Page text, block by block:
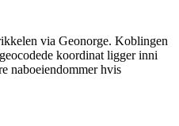
via Geonorge. Koblingen
koordinat ligger inni
naboeiendommer hvis